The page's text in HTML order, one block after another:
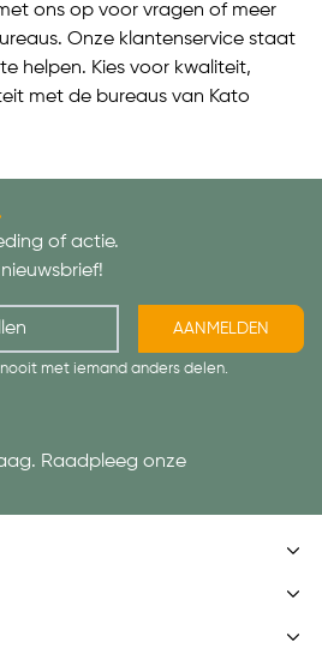
ons op voor vragen of meer
Onze klantenservice staat
helpen. Kies voor kwaliteit,
met de bureaus van Kato
of actie.
AANMELDEN
met iemand anders delen.
Raadpleeg onze